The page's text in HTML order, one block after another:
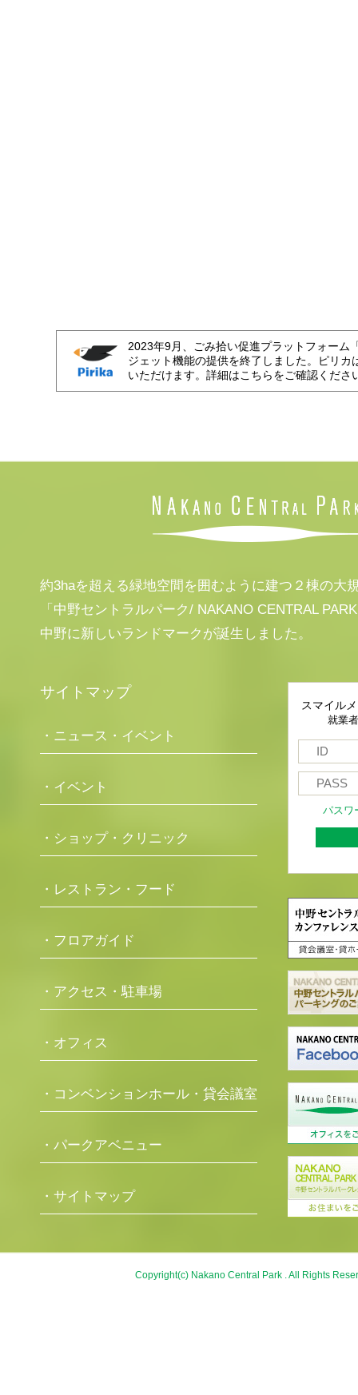
2023年9月、ごみ拾い促進プラットフォーム
ジェット機能の提供を終了しました。ピリカ
いただけます。詳細はこちらをご確認くださ
約3haを超える緑地空間を囲むように建つ２棟の大
「中野セントラルパーク/ NAKANO CENTRAL
中野に新しいランドマークが誕生しました。
サイトマップ
・ニュース・イベント
・イベント
・ショップ・クリニック
・レストラン・フード
・フロアガイド
・アクセス・駐車場
・オフィス
・コンベンションホール・貸会議室
・パークアベニュー
・サイトマップ
スマイル
就業
パスワ
Copyright(c) Nakano Central Park . All Rights